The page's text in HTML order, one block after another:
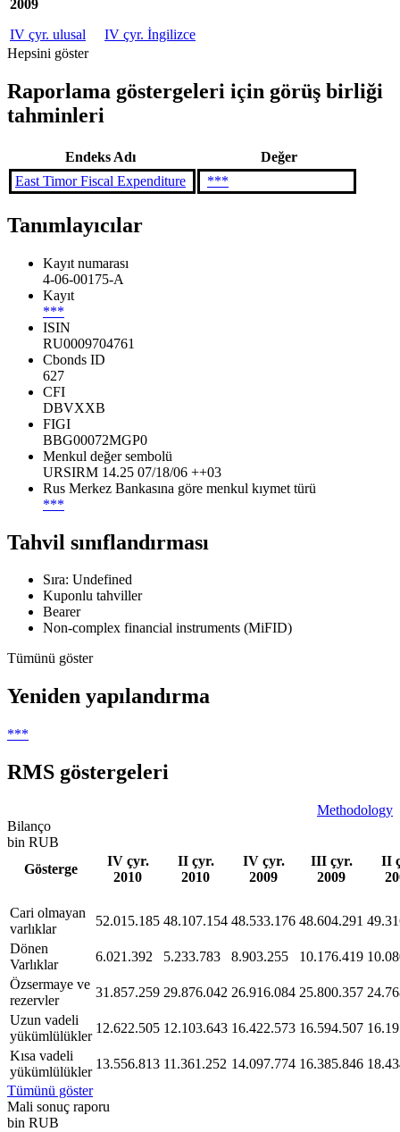
2009
IV çyr. ulusal
IV çyr. İngilizce
Hepsini göster
Raporlama göstergeleri için görüş birliği
tahminleri
Endeks Adı
Değer
East Timor Fiscal Expenditure
***
Tanımlayıcılar
Kayıt numarası
4-06-00175-A
Kayıt
***
ISIN
RU0009704761
Cbonds ID
627
CFI
DBVXXB
FIGI
BBG00072MGP0
Menkul değer sembolü
URSIRM 14.25 07/18/06 ++03
Rus Merkez Bankasına göre menkul kıymet türü
***
Tahvil sınıflandırması
Sıra: Undefined
Kuponlu tahviller
Bearer
Non-complex financial instruments (MiFID)
Tümünü göster
Yeniden yapılandırma
***
RMS göstergeleri
Methodology
Bilanço
bin RUB
Gösterge
IV çyr.
2010
II çyr.
2010
IV çyr.
2009
III çyr.
2009
II
Сari olmayan
varlıklar
52.015.185 48.107.154 48.533.176 48.604.291
Dönen
Varlıklar
6.021.392 5.233.783 8.903.255 10.176.419
Özsermaye ve
rezervler
31.857.259 29.876.042 26.916.084 25.800.357
Uzun vadeli
yükümlülükler
12.622.505 12.103.643 16.422.573 16.594.507
Kısa vadeli
yükümlülükler
13.556.813 11.361.252 14.097.774 16.385.846
Tümünü göster
Mali sonuç raporu
bin RUB